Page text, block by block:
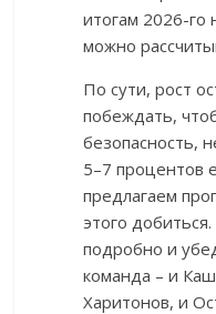
итогам 2026-го
можно
По сути, рост
побеждать,
безопасность,
5–7 процентов
предлагаем
этого
подробно и
команда – и
Харитонов, и